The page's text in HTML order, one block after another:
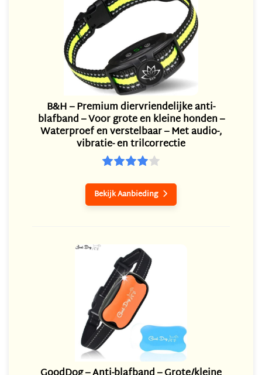
B&H – Premium diervriendelijke anti-
blafband – Voor grote en kleine honden –
Waterproef en verstelbaar – Met audio-,
vibratie- en trilcorrectie
Bekijk Aanbieding 